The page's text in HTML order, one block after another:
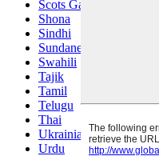
Scots Gaelic
Shona
Sindhi
Sundanese
Swahili
Tajik
Tamil
Telugu
Thai
Ukrainian
Urdu